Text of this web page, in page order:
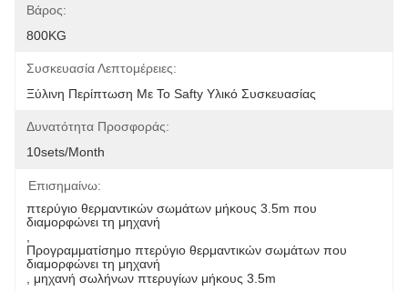
Βάρος:
800KG
Συσκευασία Λεπτομέρειες:
Ξύλινη Περίπτωση Με Το Safty Υλικό Συσκευασίας
Δυνατότητα Προσφοράς:
10sets/month
Επισημαίνω:
πτερύγιο θερμαντικών σωμάτων μήκους 3.5m που
διαμορφώνει τη μηχανή
Προγραμματίσημο πτερύγιο θερμαντικών σωμάτων που
διαμορφώνει τη μηχανή
μηχανή σωλήνων πτερυγίων μήκους 3.5m